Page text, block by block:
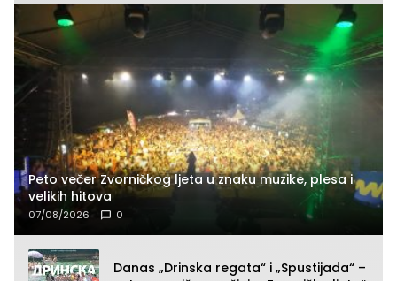
Peto večer Zvorničkog ljeta u znaku muzike, plesa i
velikih hitova
07/08/2026 0
Danas „Drinska regata“ i „Spustijada“ –